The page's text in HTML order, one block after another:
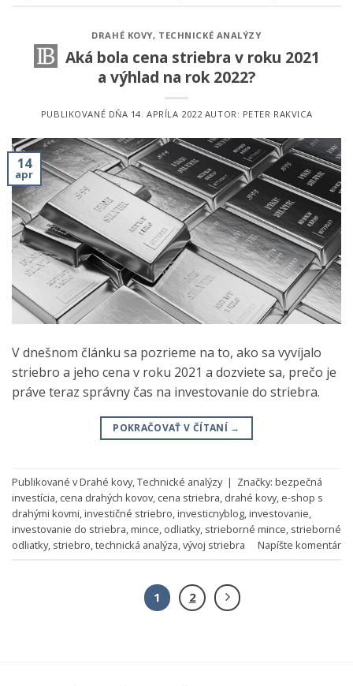
DRAHÉ KOVY, TECHNICKÉ ANALÝZY
Aká bola cena striebra v roku 2021
a výhlad na rok 2022?
PUBLIKOVANÉ DŇA 14. APRÍLA 2022AUTOR: PETER RAKVICA
14
apr
V dnešnom článku sa pozrieme na to, ako sa vyvíjalo
striebro a jeho cena v roku 2021 a dozviete sa, prečo je
práve teraz správny čas na investovanie do striebra.
POKRAČOVAŤ V ČÍTANÍ →
Publikované vDrahé kovy,Technické analýzy | Značky: bezpečná
investícia, cena drahých kovov, cena striebra, drahé kovy, e-shop s
drahými kovmi,investičné striebro,investicnyblog,investovanie,
investovanie do striebra,mince, odliatky, strieborné mince, strieborné
odliatky, striebro,technická analýza,vývoj striebra Napíšte komentár
1 2